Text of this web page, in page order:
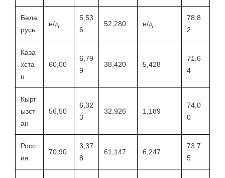
Бела
русь
н/д
5,53
6
52,280 н/д
78,8
2
Каза
хста
н
60,00
6,79
9
38,420 5,428
71,6
4
Кырг
ызст
ан
56,50
6,32
3
32,926 1,189
74,0
0
Росс
ия
70,90
3,37
8
61,147 6,247
73,7
5